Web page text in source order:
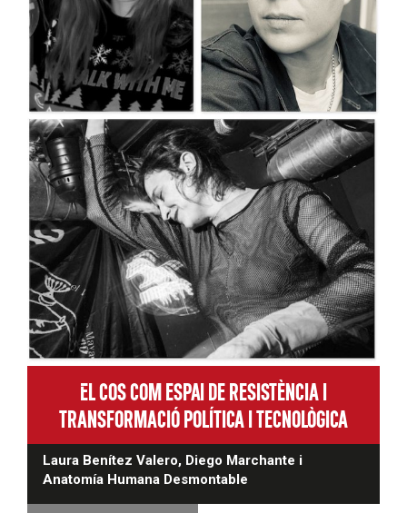
El cos com espai de resistència i
transformació política i tecnològica
Laura Benítez Valero, Diego Marchante i
Anatomía Humana Desmontable